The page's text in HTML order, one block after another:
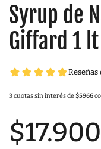
Syrup de
Giffard 1 lt
3 cuotas sin interés de$5966
$17.900